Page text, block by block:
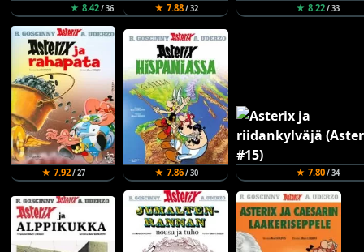
★ 8.42/ 36 ★ 7.88/ 32 ★ 8.22/ 33
★ 7.92/ 27 ★ 7.86/ 30 ★ 7.80/ 34